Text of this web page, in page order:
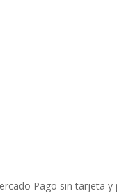
Pago sin tarjeta y